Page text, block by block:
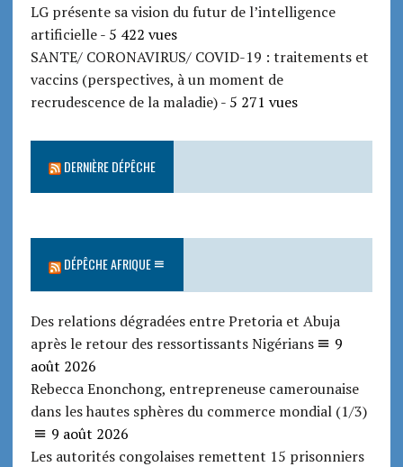
LG présente sa vision du futur de l’intelligence
artificielle- 5 422 vues
SANTE/ CORONAVIRUS/ COVID-19 : traitements et
vaccins (perspectives, à un moment de
recrudescence de la maladie)- 5 271 vues
DERNIÈRE DÉPÊCHE
DÉPÊCHE AFRIQUE
Des relations dégradées entre Pretoria et Abuja
après le retour des ressortissants Nigérians
9
août 2026
Rebecca Enonchong, entrepreneuse camerounaise
dans les hautes sphères du commerce mondial (1/3)
9 août 2026
Les autorités congolaises remettent 15 prisonniers